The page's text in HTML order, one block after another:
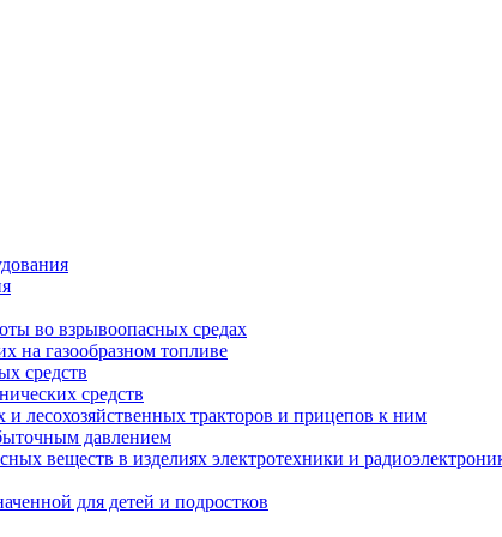
во взрывоопасных средах
на газообразном топливе
средств
средств
и лесохозяйственных тракторов и прицепов к ним
давлением
веществ в изделиях электротехники и
для детей и подростков